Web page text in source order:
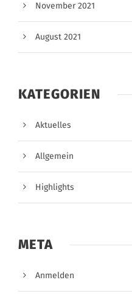
November 2021
August 2021
KATEGORIEN
Aktuelles
Allgemein
Highlights
META
Anmelden